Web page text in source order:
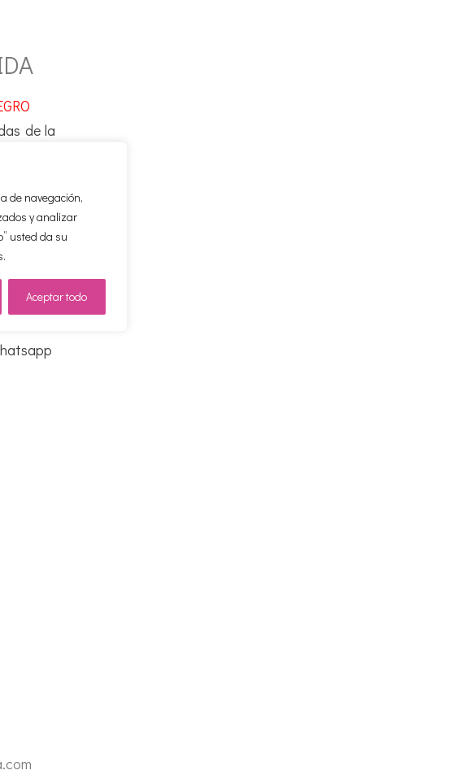
de navegación,
y analizar
usted da su
Aceptar todo
de la
por
en
de una
en las